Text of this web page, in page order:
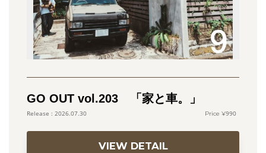
GO OUT vol.203 「家と車。」
2026.07.30 990
VIEW DETAIL